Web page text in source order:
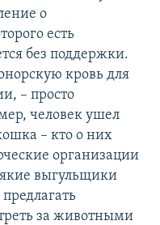
о
есть
без поддержки.
кровь для
– просто
человек ушел
– кто о них
организации
выгульщики
за животными